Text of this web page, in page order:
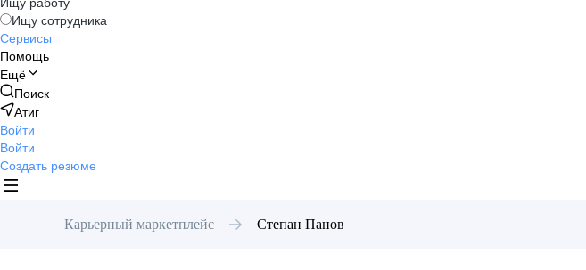
Ищу сотрудника
Сервисы
Помощь
Ещё
Поиск
Атиг
Войти
Войти
Создать резюме
Карьерный маркетплейс Степан Панов